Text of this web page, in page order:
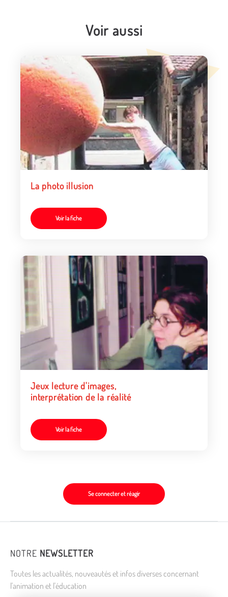
Voir aussi
La photo illusion
Voir la fiche
Jeux lecture d'images,
interprétation de la réalité
Voir la fiche
Se connecter et réagir
NOTRE NEWSLETTER
Toutes les actualités, nouveautés et infos diverses concernant
l'animation et l'éducation